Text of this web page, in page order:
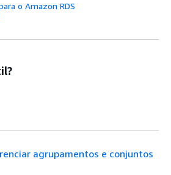
o Amazon RDS
agrupamentos e conjuntos